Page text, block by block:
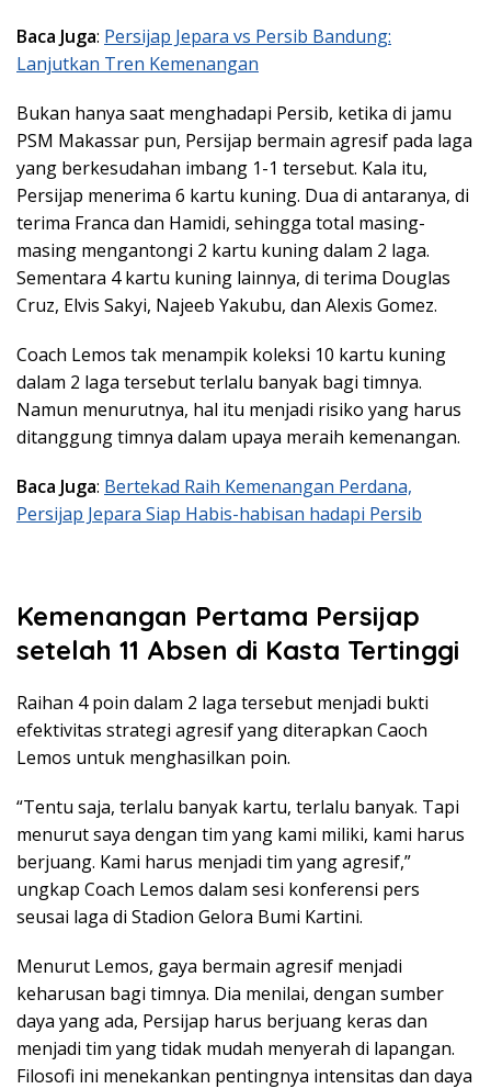
Baca Juga: Persijap Jepara vs Persib Bandung:
Lanjutkan Tren Kemenangan
Bukan hanya saat menghadapi Persib, ketika di jamu
PSM Makassar pun, Persijap bermain agresif pada laga
yang berkesudahan imbang 1-1 tersebut. Kala itu,
Persijap menerima 6 kartu kuning. Dua di antaranya, di
terima Franca dan Hamidi, sehingga total masing-
masing mengantongi 2 kartu kuning dalam 2 laga.
Sementara 4 kartu kuning lainnya, di terima Douglas
Cruz, Elvis Sakyi, Najeeb Yakubu, dan Alexis Gomez.
Coach Lemos tak menampik koleksi 10 kartu kuning
dalam 2 laga tersebut terlalu banyak bagi timnya.
Namun menurutnya, hal itu menjadi risiko yang harus
ditanggung timnya dalam upaya meraih kemenangan.
Baca Juga: Bertekad Raih Kemenangan Perdana,
Persijap Jepara Siap Habis-habisan hadapi Persib
Kemenangan Pertama Persijap
setelah 11 Absen di Kasta Tertinggi
Raihan 4 poin dalam 2 laga tersebut menjadi bukti
efektivitas strategi agresif yang diterapkan Caoch
Lemos untuk menghasilkan poin.
“Tentu saja, terlalu banyak kartu, terlalu banyak. Tapi
menurut saya dengan tim yang kami miliki, kami harus
berjuang. Kami harus menjadi tim yang agresif,”
ungkap Coach Lemos dalam sesi konferensi pers
seusai laga di Stadion Gelora Bumi Kartini.
Menurut Lemos, gaya bermain agresif menjadi
keharusan bagi timnya. Dia menilai, dengan sumber
daya yang ada, Persijap harus berjuang keras dan
menjadi tim yang tidak mudah menyerah di lapangan.
Filosofi ini menekankan pentingnya intensitas dan daya